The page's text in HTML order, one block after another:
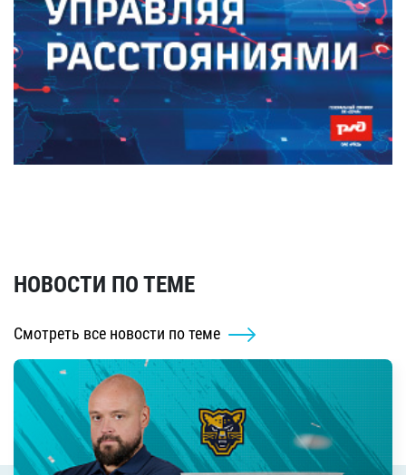
НОВОСТИ ПО ТЕМЕ
Смотреть все новости по теме